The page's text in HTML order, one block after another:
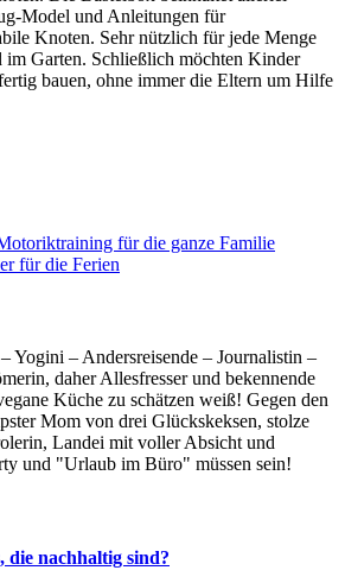
Model und Anleitungen für
Knoten. Sehr nützlich für jede Menge
im Garten. Schließlich möchten Kinder
bauen, ohne immer die Eltern um Hilfe
für die ganze Familie
für die Ferien
Yogini – Andersreisende – Journalistin –
daher Allesfresser und bekennende
Küche zu schätzen weiß! Gegen den
Mom von drei Glückskeksen, stolze
Landei mit voller Absicht und
und "Urlaub im Büro" müssen sein!
die nachhaltig sind?